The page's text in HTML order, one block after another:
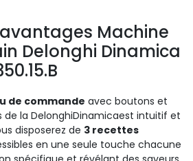
Machine
Delonghi Dinamica
de commande avec boutons et
de la DelonghiDinamicaest intuitif et
disposerez de 3 recettes
en une seule touche chacune